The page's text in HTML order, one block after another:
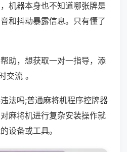
机器本身也不知道哪张牌是
和抖动暴露信息。只有懂了
助，想获取一对一指导，添
交流 。
法吗;普通麻将机程序控牌器
麻将机进行复杂安装操作就
设备或工具。